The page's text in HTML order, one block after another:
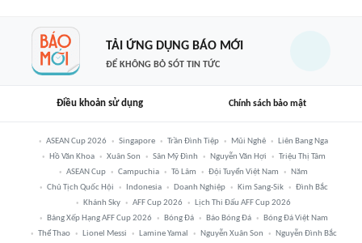
TẢI ỨNG DỤNG BÁO MỚI
ĐỂ KHÔNG BỎ SÓT TIN TỨC
Điều khoản sử dụng Chính sách bảo mật
ASEAN Cup 2026 Singapore Trần Đình Tiệp Mũi Nghê
Liên Bang Nga
Hồ Văn Khoa
Xuân Son Sân Mỹ Đình Nguyễn Văn Hợi
Triệu Thị Tâm
ASEAN Cup
Campuchia Tô Lâm Đội Tuyển Việt Nam
Năm
Chủ Tịch Quốc Hội
Indonesia Doanh Nghiệp Kim Sang-Sik
Đình Bắc
Khánh Sky
AFF Cup 2026
Lịch Thi Đấu AFF Cup 2026
Bảng Xếp Hạng AFF Cup 2026
Bóng Đá Báo Bóng Đá
Bóng Đá Việt Nam
Thể Thao
Lionel Messi Lamine Yamal Nguyễn Xuân Son Nguyễn Đình Bắc